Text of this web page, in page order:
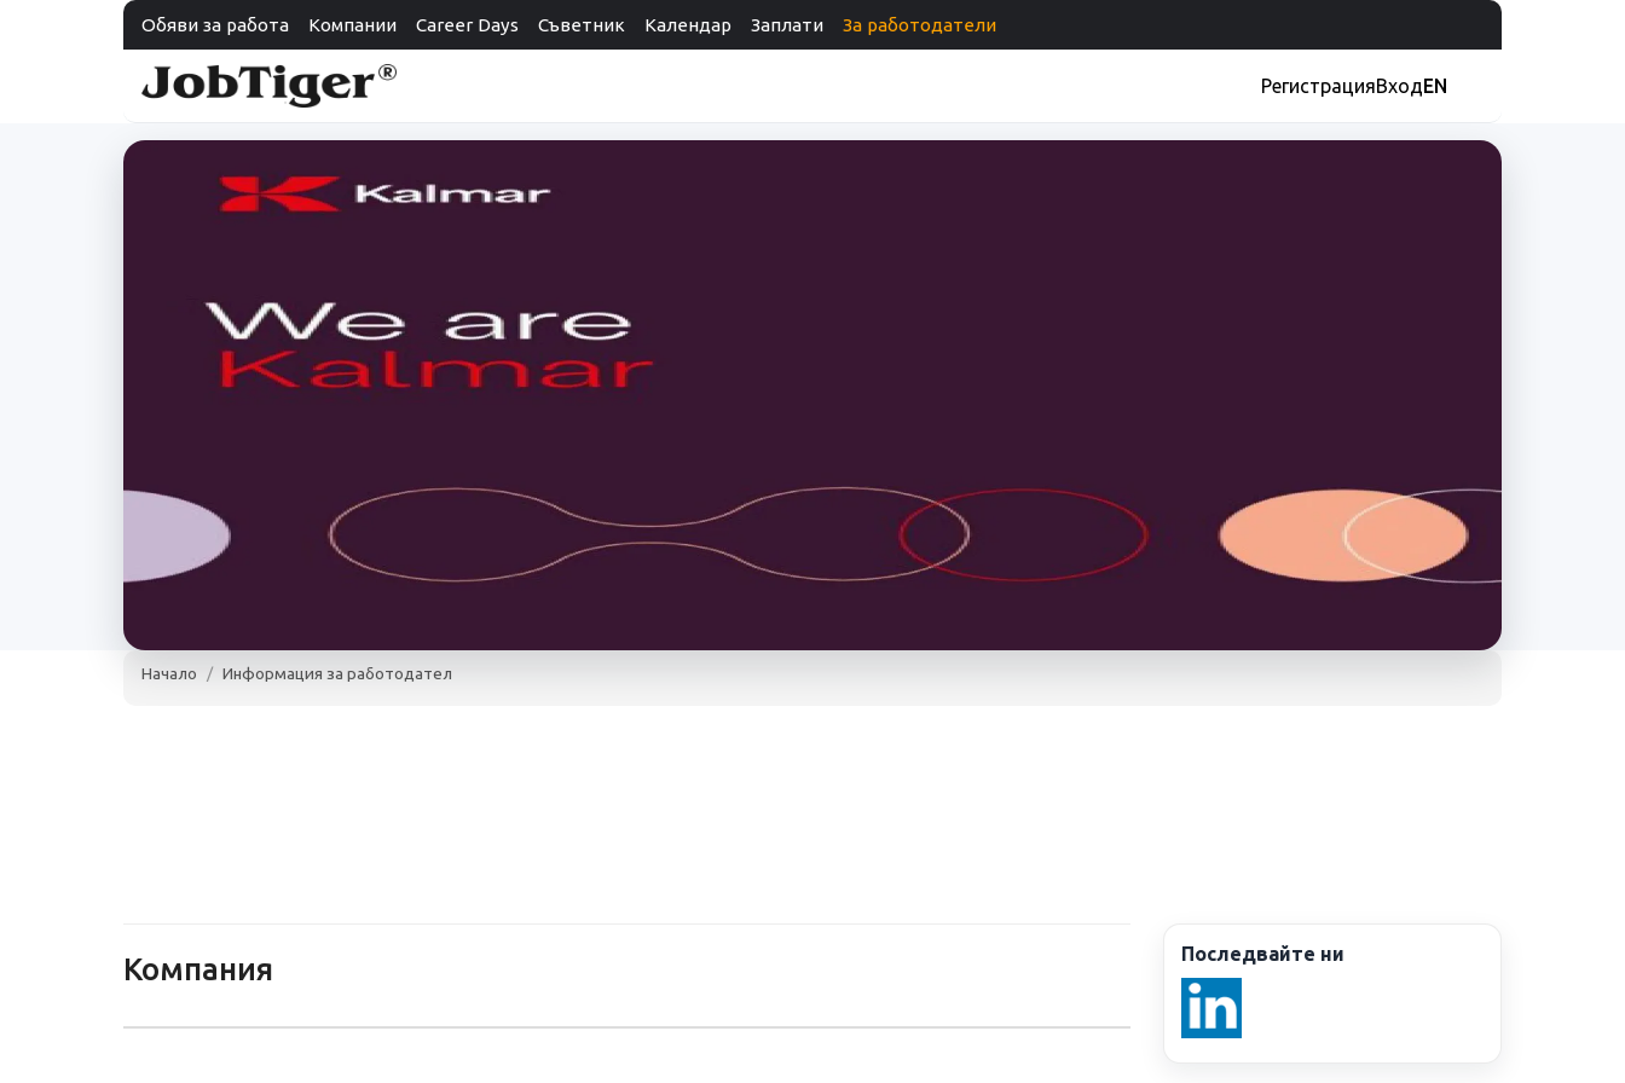
Обяви за работа Компании Career Days Съветник Календар Заплати За работодатели
РегистрацияВходEN
Начало Информация за работодател
Компания Последвайте ни